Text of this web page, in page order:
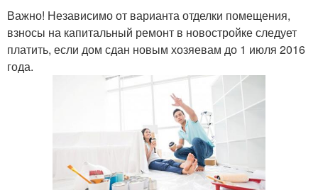
Важно! Независимо от варианта отделки помещения,
взносы на капитальный ремонт в новостройке следует
платить, если дом сдан новым хозяевам до 1 июля 2016
года.